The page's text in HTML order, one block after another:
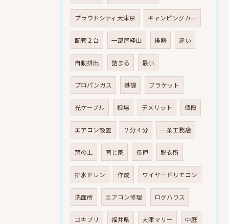
プラウドシティ大津京 キャンピングカー
配管２台 一部屋経由 排熱 違い
自動排出 詰まる 最小
プロパンガス 基礎 ブラケット
光ケーブル 相場 デメリット 値段
エアコン設置 ２分４分 一条工務店
窓の上 同じ家 長押 脱衣所
排水ドレン 作成 ワイヤードリモコン
洗面所 エアコン修理 ログハウス
ゴキブリ 福井県 大津マリー 中庭